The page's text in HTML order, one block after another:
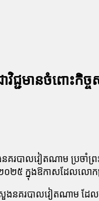
ជមានចំពោះកិច្
បាលវៀតណាម ប្រចាំព្រ
២០២៥ ក្នុងឱកាសដែលលោ
គរបាលវៀតណាម ដែលជ